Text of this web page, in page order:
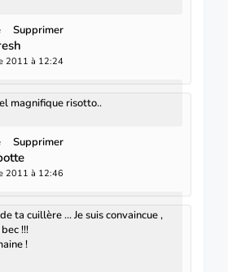
Supprimer
2011 à 12:24
magnifique risotto..
Supprimer
2011 à 12:46
ta cuillère ... Je suis convaincue ,
!!!
!